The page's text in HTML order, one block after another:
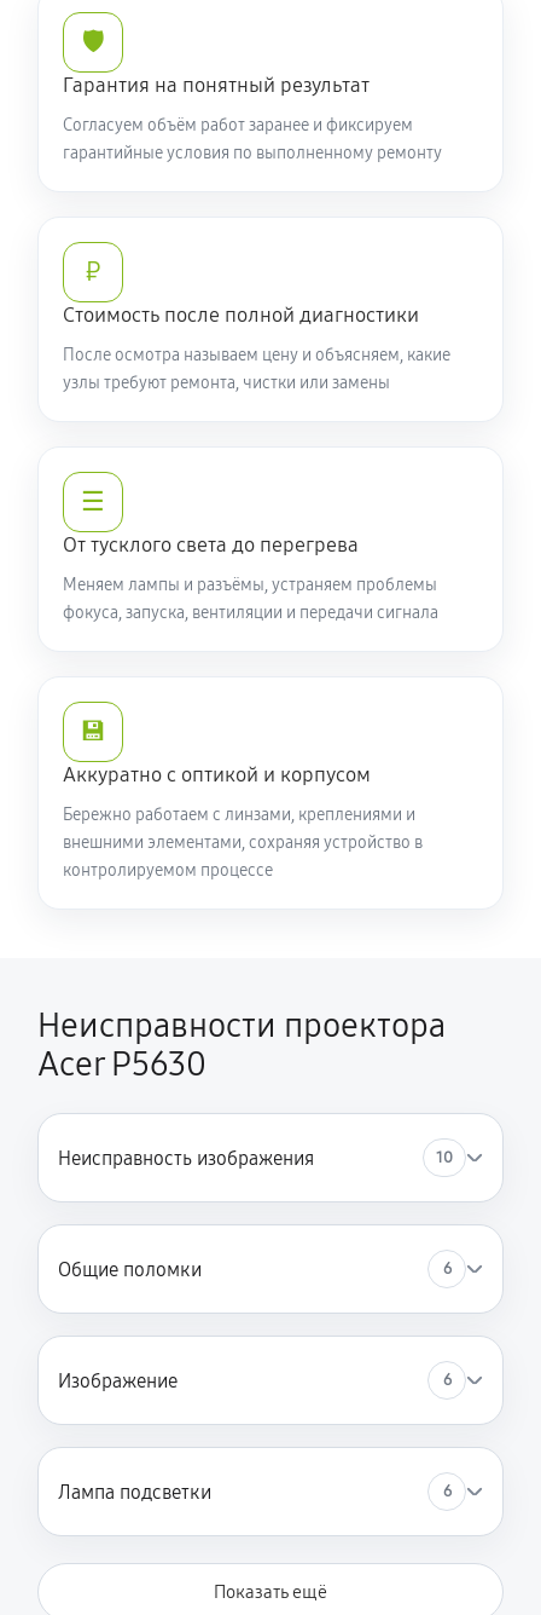
🛡️
Гарантия на понятный результат
Согласуем объём работ заранее и фиксируем
гарантийные условия по выполненному ремонту
₽
Стоимость после полной диагностики
После осмотра называем цену и объясняем, какие
узлы требуют ремонта, чистки или замены
☰
От тусклого света до перегрева
Меняем лампы и разъёмы, устраняем проблемы
фокуса, запуска, вентиляции и передачи сигнала
💾
Аккуратно с оптикой и корпусом
Бережно работаем с линзами, креплениями и
внешними элементами, сохраняя устройство в
контролируемом процессе
Неисправности проектора
Acer P5630
Неисправность изображения 10
Общие поломки 6
Изображение 6
Лампа подсветки 6
Показать ещё